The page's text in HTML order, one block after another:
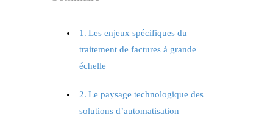
Les enjeux spécifiques du
traitement de factures à grande
échelle
Le paysage technologique des
solutions d’automatisation